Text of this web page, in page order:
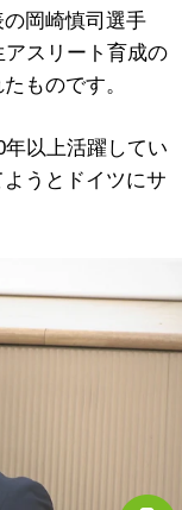
岡崎慎司選手
アスリート育成の
ものです。
以上活躍してい
うとドイツにサ